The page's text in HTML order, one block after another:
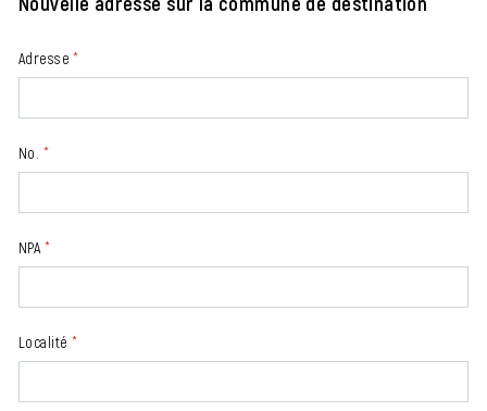
Adresse*
No. *
NPA *
Localité *